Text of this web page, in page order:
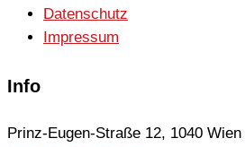
Datenschutz
Impressum
Info
Prinz-Eugen-Straße 12, 1040 Wien